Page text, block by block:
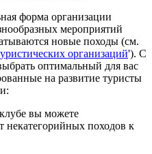
форма организации
мероприятий
новые походы (см.
организаций'). С
оптимальный для вас
на развитие туристы
вы можете
некатегорийных походов к